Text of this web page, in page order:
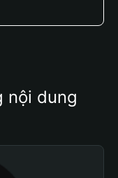
nội dung